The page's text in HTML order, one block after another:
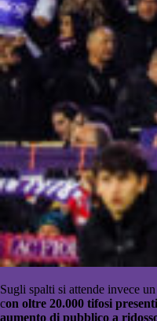
Sugli spalti si attende invece
con oltre 20.000 tifosi
aumento di pubblico a